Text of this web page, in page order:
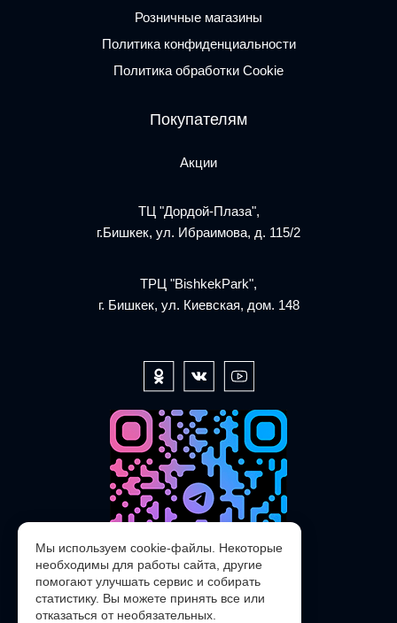
Розничные магазины
Политика конфиденциальности
Политика обработки Cookie
Покупателям
Акции
ТЦ "Дордой-Плаза",
г.Бишкек, ул. Ибраимова, д. 115/2
ТРЦ "BishkekPark",
г. Бишкек, ул. Киевская, дом. 148
@POLARIS_SERVICE_KG_bot
Мы используем cookie-файлы. Некоторые
необходимы для работы сайта, другие
помогают улучшать сервис и собирать
статистику. Вы можете принять все или
отказаться от необязательных.